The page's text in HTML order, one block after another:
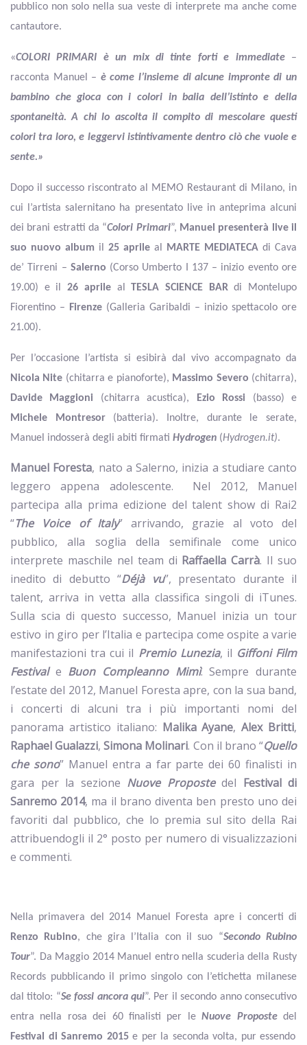
pubblico non solo nella sua veste di interprete ma anche come
cantautore.
«COLORI PRIMARI è un mix di tinte forti e immediate–
racconta Manuel – è come l’insieme di alcune impronte di un
bambino che gioca con i colori in balia dell’istinto e della
spontaneità. A chi lo ascolta il compito di mescolare questi
colori tra loro, e leggervi istintivamente dentro ciò che vuole e
sente.»
Dopo il successo riscontrato al MEMO Restaurant di Milano, in
cui l’artista salernitano ha presentato live in anteprima alcuni
dei brani estratti da “Colori Primari”, Manuel presenterà live il
suo nuovo album il 25 aprile al MARTE MEDIATECA di Cava
de’ Tirreni – Salerno (Corso Umberto I 137 – inizio evento ore
19.00) e il26 aprilealTESLA SCIENCE BARdi Montelupo
Fiorentino –
Firenze (Galleria Garibaldi – inizio spettacolo ore
21.00).
Per l’occasione l’artista si esibirà dal vivo accompagnato da
Nicola Nite (chitarra e pianoforte), Massimo Severo (chitarra),
Davide Maggioni (chitarra acustica), Ezio Rossi (basso) e
Michele Montresor (batteria). Inoltre, durante le serate,
Manuel indosserà degli abiti firmati Hydrogen (Hydrogen.it).
Manuel Foresta, nato a Salerno, inizia a studiare canto
leggero appena adolescente. Nel 2012, Manuel
partecipa alla prima edizione del talent show di Rai2
“The Voice of Italy” arrivando, grazie al voto del
pubblico, alla soglia della semifinale come unico
interprete maschile nel team di Raffaella Carrà. Il suo
inedito di debutto “Déjà vu”, presentato durante il
talent, arriva in vetta alla classifica singoli di iTunes.
Sulla scia di questo successo, Manuel inizia un tour
estivo in giro per l’Italia e partecipa come ospite a varie
manifestazioni tra cui il Premio Lunezia, il Giffoni Film
Festivale Buon Compleanno Mimì. Sempre durante
l’estate del 2012, Manuel Foresta apre, con la sua band,
i concerti di alcuni tra i più importanti nomi del
panorama artistico italiano: Malika Ayane,Alex Britti,
Raphael Gualazzi,Simona Molinari. Con il brano “Quello
che sono” Manuel entra a far parte dei 60 finalisti in
gara per la sezione Nuove Propostedel Festival di
Sanremo 2014, ma il brano diventa ben presto uno dei
favoriti dal pubblico, che lo premia sul sito della Rai
attribuendogli il 2° posto per numero di visualizzazioni
e commenti.
Nella primavera del 2014 Manuel Foresta apre i concerti di
Renzo Rubino, che gira l’Italia con il suo “Secondo Rubino
Tour”. Da Maggio 2014 Manuel entro nella scuderia della Rusty
Records pubblicando il primo singolo con l’etichetta milanese
dal titolo: “Se fossi ancora qui”. Per il secondo anno consecutivo
entra nella rosa dei 60 finalisti per leNuove Proposte del
Festival di Sanremo 2015e per la seconda volta, pur essendo